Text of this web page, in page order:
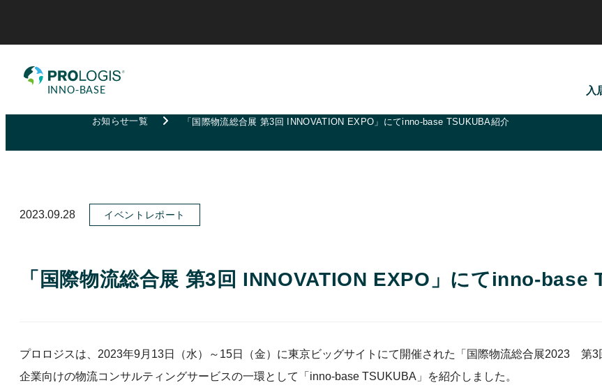
入
お知らせ一覧 「国際物流総合展 第3回 INNOVATION EXPO」にてinno-base TSUKUBA紹介
2023.09.28 イベントレポート
「国際物流総合展 第3回 INNOVATION EXPO」にてinno-base
プロロジスは、2023年9月13日（水）～15日（金）に東京ビッグサイトにて開催された「国際物流総合展2023 第
企業向けの物流コンサルティングサービスの一環として「inno-base TSUKUBA」を紹介しました。